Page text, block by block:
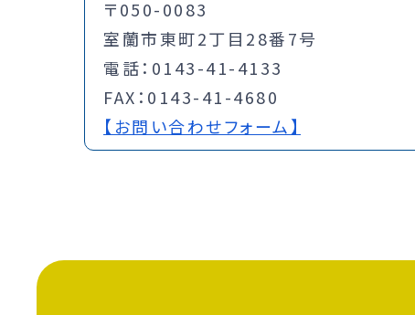
〒050-0083
室蘭市東町2丁目28番7号
電話：0143-41-4133
FAX：0143-41-4680
【お問い合わせフォーム】